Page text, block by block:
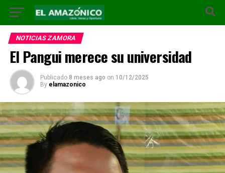
NOTICIAS ZAMORA
El Pangui merece su universidad
Publicado 8 meses ago on 10/12/2025
By elamazonico